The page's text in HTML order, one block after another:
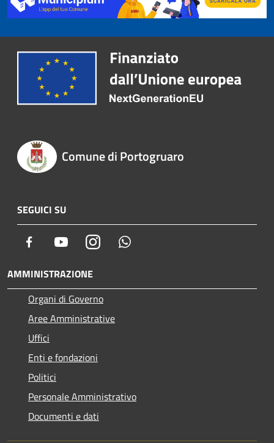
Comune di Portogruaro
SEGUICI SU
Facebook YoutubeInstagram
AMMINISTRAZIONE
Organi di Governo
Aree Amministrative
Uffici
Enti e fondazioni
Politici
Personale Amministrativo
Documenti e dati